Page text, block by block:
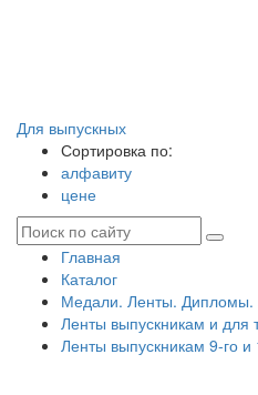
Для выпускных
Сортировка по:
алфавиту
цене
Главная
Каталог
Медали. Ленты. Дипломы.
Ленты выпускникам и для
Ленты выпускникам 9-го и